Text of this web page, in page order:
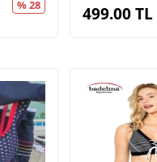
% 28 499.00TL